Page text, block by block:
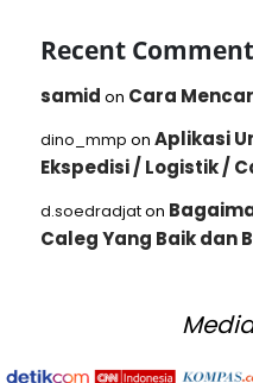
Recent
samid on Cara
dino_mmp on Aplikasi
Ekspedisi / Logistik /
d.soedradjaton
Caleg Yang Baik dan